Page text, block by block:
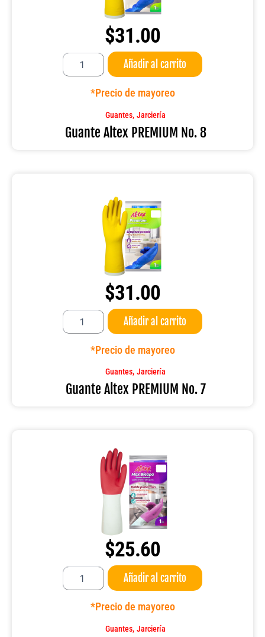
$31.00
Guante
PREMIUM
Añadir al carrito
*Precio de mayoreo
Guantes, Jarciería
Guante Altex PREMIUM No. 8
$31.00
Guante
PREMIUM
Añadir al carrito
*Precio de mayoreo
Guantes, Jarciería
Guante Altex PREMIUM No. 7
$25.60
Guante
MAX
Añadir al carrito
*Precio de mayoreo
Guantes, Jarciería